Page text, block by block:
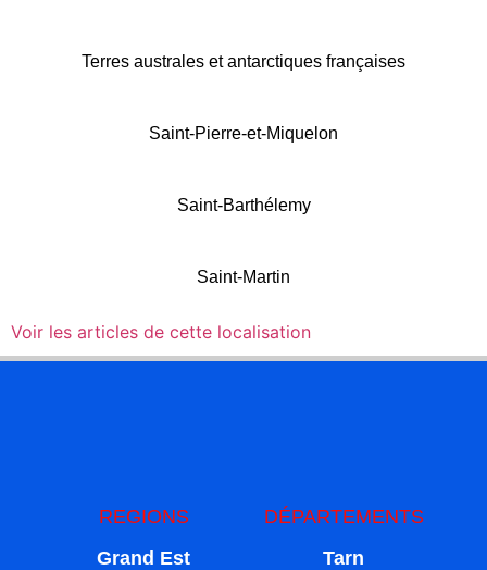
Terres australes et antarctiques françaises
Saint-Pierre-et-Miquelon
Saint-Barthélemy
Saint-Martin
Voir les articles de cette localisation
REGIONS
Grand Est
DÉPARTEMENTS
Tarn